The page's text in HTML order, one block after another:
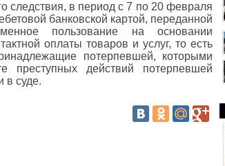
следствия, в период с 7 по 20 февраля
банковской картой, переданной
пользование на основании
оплаты товаров и услуг, то есть
потерпевшей, которыми
преступных действий потерпевшей
в суде.